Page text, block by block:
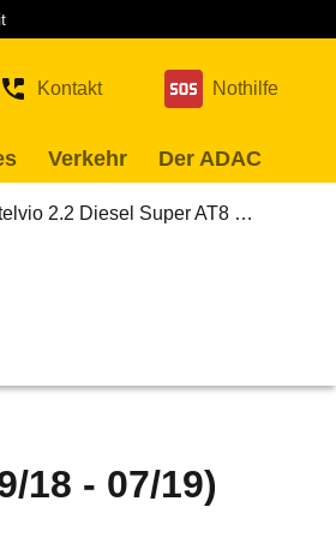
Kontakt Nothilfe
Verkehr Der ADAC
2.2 Diesel Super AT8 …
18 - 07/19)